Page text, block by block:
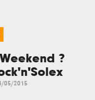
?
05/2015